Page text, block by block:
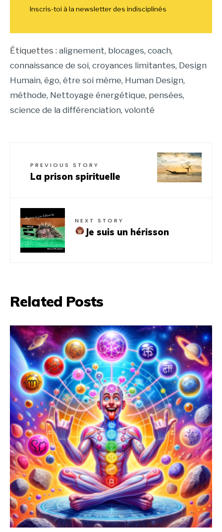
Inscris-toi à la newsletter des indisciplinés
Étiquettes : alignement, blocages, coach,
connaissance de soi, croyances limitantes, Design
Humain, égo, être soi même, Human Design,
méthode, Nettoyage énergétique, pensées,
science de la différenciation, volonté
PREVIOUS STORY
La prison spirituelle
NEXT STORY
Je suis un hérisson
Related Posts